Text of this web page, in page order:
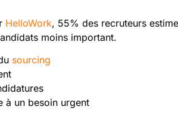
HelloWork, 55% des recruteurs
moins important.
sourcing
à un besoin urgent